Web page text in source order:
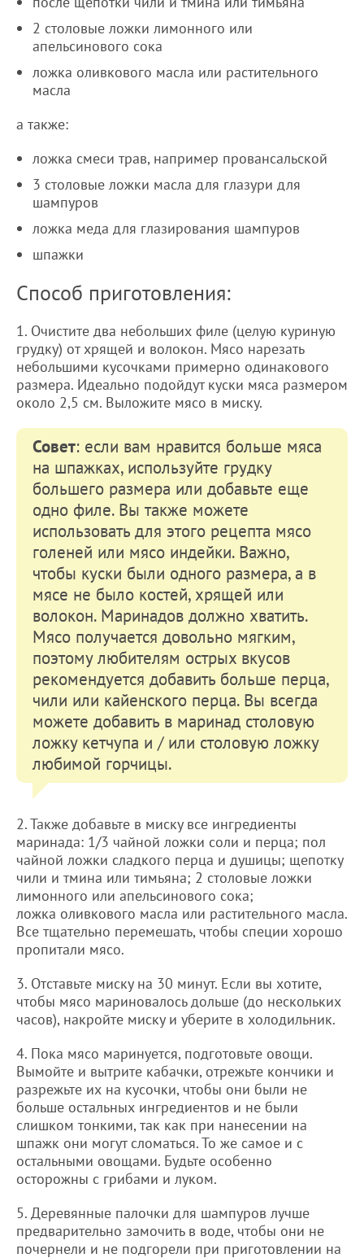
2 столовые ложки лимонного или
апельсинового сока
ложка оливкового масла или растительного
масла
а также:
ложка смеси трав, например провансальской
3 столовые ложки масла для глазури для
шампуров
ложка меда для глазирования шампуров
шпажки
Способ приготовления:
1. Очистите два небольших филе (целую куриную
грудку) от хрящей и волокон. Мясо нарезать
небольшими кусочками примерно одинакового
размера. Идеально подойдут куски мяса размером
около 2,5 см. Выложите мясо в миску.
Совет: если вам нравится больше мяса
на шпажках, используйте грудку
большего размера или добавьте еще
одно филе. Вы также можете
использовать для этого рецепта мясо
голеней или мясо индейки. Важно,
чтобы куски были одного размера, а в
мясе не было костей, хрящей или
волокон. Маринадов должно хватить.
Мясо получается довольно мягким,
поэтому любителям острых вкусов
рекомендуется добавить больше перца,
чили или кайенского перца. Вы всегда
можете добавить в маринад столовую
ложку кетчупа и / или столовую ложку
любимой горчицы.
2. Также добавьте в миску все ингредиенты
маринада: 1/3 чайной ложки соли и перца; пол
чайной ложки сладкого перца и душицы; щепотку
чили и тмина или тимьяна; 2 столовые ложки
лимонного или апельсинового сока;
ложка оливкового масла или растительного масла.
Все тщательно перемешать, чтобы специи хорошо
пропитали мясо.
3. Отставьте миску на 30 минут. Если вы хотите,
чтобы мясо мариновалось дольше (до нескольких
часов), накройте миску и уберите в холодильник.
4. Пока мясо маринуется, подготовьте овощи.
Вымойте и вытрите кабачки, отрежьте кончики и
разрежьте их на кусочки, чтобы они были не
больше остальных ингредиентов и не были
слишком тонкими, так как при нанесении на
шпажк они могут сломаться. То же самое и с
остальными овощами. Будьте особенно
осторожны с грибами и луком.
5. Деревянные палочки для шампуров лучше
предварительно замочить в воде, чтобы они не
почернели и не подгорели при приготовлении на